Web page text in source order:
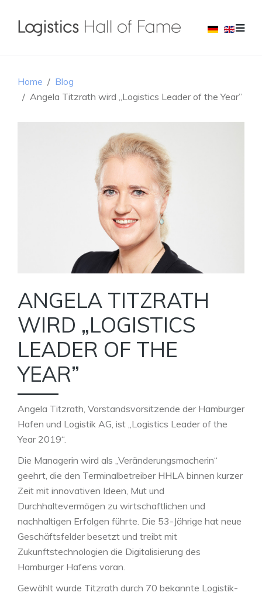
Home
Blog
Angela Titzrath wird „Logistics Leader of the Year”
ANGELA TITZRATH
WIRD „LOGISTICS
LEADER OF THE
YEAR”
Angela Titzrath, Vorstandsvorsitzende der Hamburger
Hafen und Logistik AG, ist „Logistics Leader of the
Year 2019“.
Die Managerin wird als „Veränderungsmacherin“
geehrt, die den Terminalbetreiber HHLA binnen kurzer
Zeit mit innovativen Ideen, Mut und
Durchhaltevermögen zu wirtschaftlichen und
nachhaltigen Erfolgen führte. Die 53-Jährige hat neue
Geschäftsfelder besetzt und treibt mit
Zukunftstechnologien die Digitalisierung des
Hamburger Hafens voran.
Gewählt wurde Titzrath durch 70 bekannte Logistik-